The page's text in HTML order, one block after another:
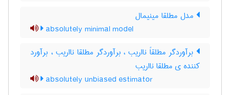
مدل مطلقا مینیمال
absolutely minimal model
برآوردگر مطلقاً نااریب ، برآوردگر مطلقا نااریب ، برآورد
کننده ی مطلقا نااریب
absolutely unbiased estimator